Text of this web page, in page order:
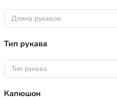
Длина рукавов
Тип рукава
Тип рукава
Капюшон